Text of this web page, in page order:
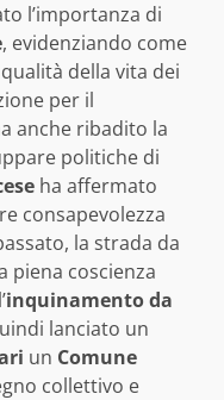
l’importanza di
, evidenziando come
della vita dei
per il
anche ribadito la
politiche di
ha affermato
consapevolezza
la strada da
piena coscienza
inquinamento da
lanciato un
un Comune
collettivo e